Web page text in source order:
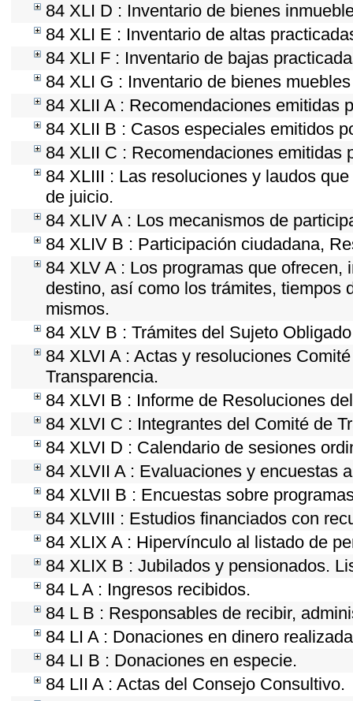
84 XLI D : Inventario de bienes
84 XLI E : Inventario de altas
84 XLI F : Inventario de bajas
84 XLI G : Inventario de bienes
84 XLII A : Recomendaciones emitidas
84 XLII B : Casos especiales emitidos
84 XLII C : Recomendaciones emitidas
84 XLIII : Las resoluciones y laudos
de juicio.
84 XLIV A : Los mecanismos de
84 XLIV B : Participación ciudadana,
84 XLV A : Los programas que
destino, así como los trámites, tiempos
mismos.
84 XLV B : Trámites del Sujeto
84 XLVI A : Actas y resoluciones
Transparencia.
84 XLVI B : Informe de Resoluciones
84 XLVI C : Integrantes del Comité de
84 XLVI D : Calendario de sesiones
84 XLVII A : Evaluaciones y encuestas
84 XLVII B : Encuestas sobre
84 XLVIII : Estudios financiados con
84 XLIX A : Hipervínculo al listado de
84 XLIX B : Jubilados y pensionados.
84 L A : Ingresos recibidos.
84 L B : Responsables de recibir,
84 LI A : Donaciones en dinero
84 LI B : Donaciones en especie.
84 LII A : Actas del Consejo Consultivo.